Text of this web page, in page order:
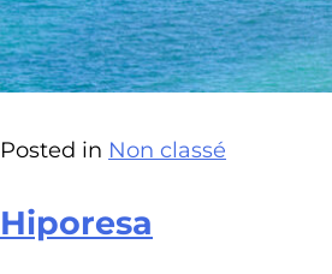
Posted in Non classé
Hiporesa